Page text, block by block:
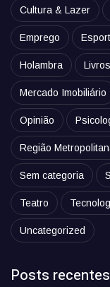
Cultura & Lazer
Emprego
Holambra Livros
Mercado Imobiliário
Opinião
Região
Sem categoria
Teatro
Uncategorized
Posts recentes